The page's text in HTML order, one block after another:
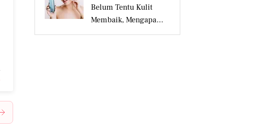
Belum Tentu Kulit
Membaik, Mengapa
Diagnosis Kulit Lebih